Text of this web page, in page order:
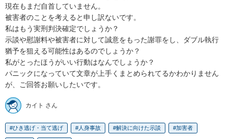
現在もまだ自首していません。
被害者のことを考えると申し訳ないです。
私はもう実刑判決確定でしょうか？
示談や慰謝料や被害者に対して誠意をもった謝罪をし、ダブル執行
猶予を狙える可能性はあるのでしょうか？
私がとったほうがいい行動はなんでしょうか？
パニックになっていて文章が上手くまとめられてるかわかりません
が、ご回答お願いしたいです。
カイト さん
ひき逃げ・当て逃げ 人身事故 解決に向けた示談 加害者